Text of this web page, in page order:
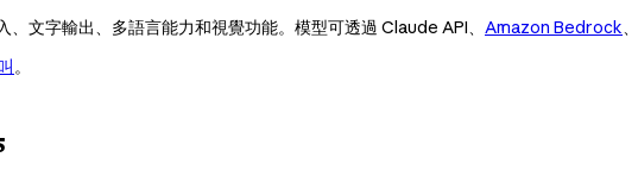
文字輸出、多語言能力和視覺功能。模型可透過 Claude API、 Amazon Bedrock、
。